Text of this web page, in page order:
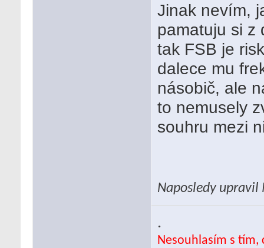
Jinak nevím,
pamatuju si z
tak FSB je
dalece mu
násobič, ale
to nemusely
souhru mezi
Naposledy
.
Nesouhlasím s